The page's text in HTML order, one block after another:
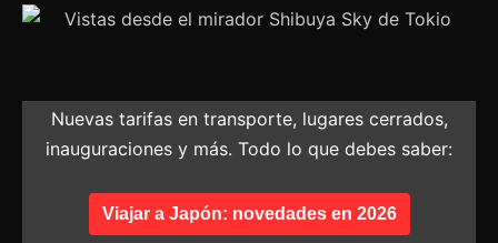
Nuevas tarifas en transporte, lugares cerrados,
inauguraciones y más. Todo lo que debes saber:
Viajar a Japón: novedades en 2026